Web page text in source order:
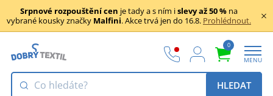
Srpnové rozpouštění cen je tady a s ním islevy až 50 % na
vybrané kousky značky Malfini. Akce trvá jen do 16.8. Prohlédnout.
0
MENU
HLEDAT